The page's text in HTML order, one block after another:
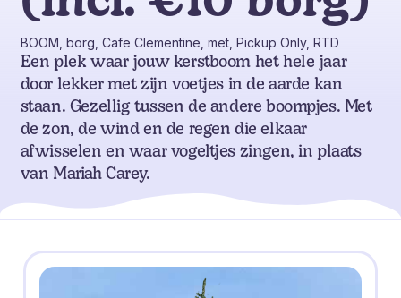
BOOM, borg, Cafe Clementine, met, Pickup Only, RTD
Een plek waar jouw kerstboom het hele jaar
door lekker met zijn voetjes in de aarde kan
staan. Gezellig tussen de andere boompjes. Met
de zon, de wind en de regen die elkaar
afwisselen en waar vogeltjes zingen, in plaats
van Mariah Carey.